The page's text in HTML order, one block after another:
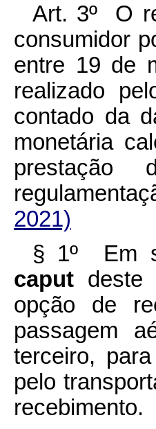
Art. 3º O
consumidor
entre 19 de
realizado
contado da
monetária
prestação
2021)
§ 1º Em
caput deste
opção de
passagem
terceiro,
pelo
recebimento.